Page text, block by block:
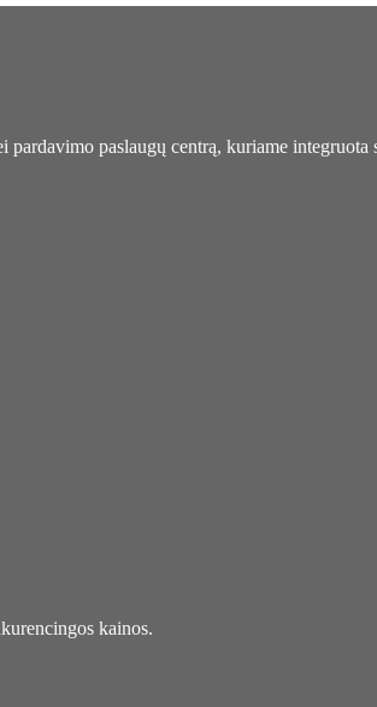
paslaugų centrą, kuriame integruota
kainos.